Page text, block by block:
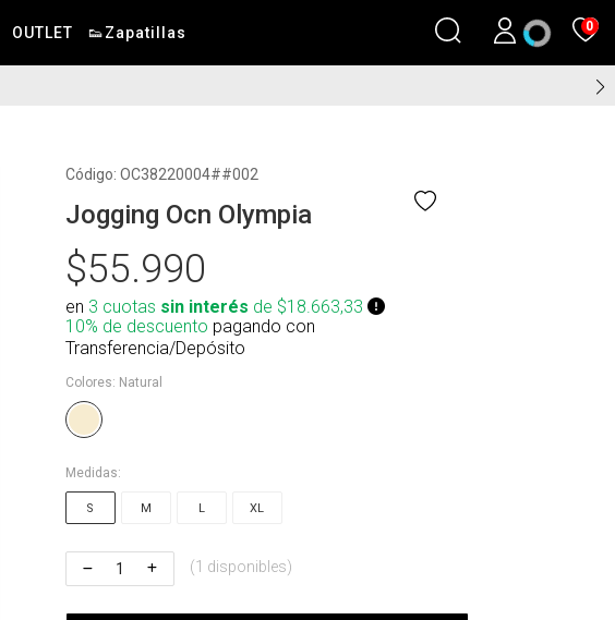
OUTLET 👟Zapatillas 0
Código: OC38220004##002
Jogging Ocn Olympia
$55.990
en 3 cuotas sin interés de $18.663,33
10% de descuento pagando con
Transferencia/Depósito
Colores: Natural
Medidas:
S M L XL
(1 disponibles)